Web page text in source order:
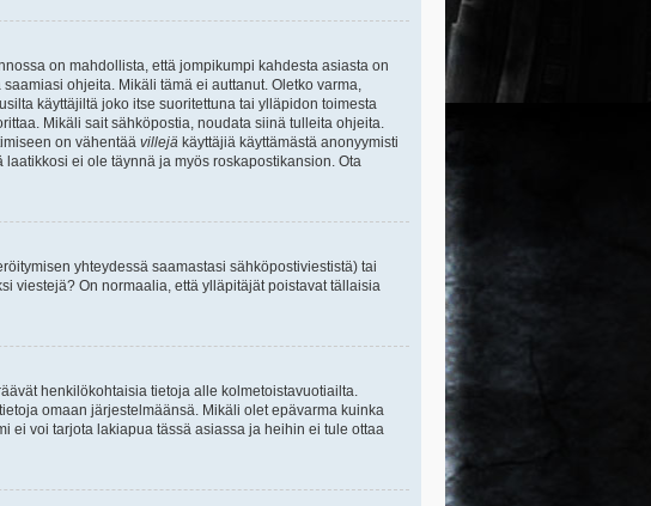
on mahdollista, että jompikumpi kahdesta asiasta on
ohjeita. Mikäli tämä ei auttanut. Oletko varma,
käyttäjiltä joko itse suoritettuna tai ylläpidon toimesta
Mikäli sait sähköpostia, noudata siinä tulleita ohjeita.
on vähentää villejä käyttäjiä käyttämästä anonyymisti
ei ole täynnä ja myös roskapostikansion. Ota
yhteydessä saamastasi sähköpostiviestistä) tai
viestejä? On normaalia, että ylläpitäjät poistavat tällaisia
henkilökohtaisia tietoja alle kolmetoistavuotiailta.
omaan järjestelmäänsä. Mikäli olet epävarma kuinka
ei voi tarjota lakiapua tässä asiassa ja heihin ei tule ottaa